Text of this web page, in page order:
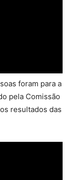
foram para a
pela Comissão
resultados das